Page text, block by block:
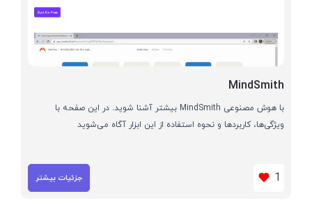
MindSmith
با هوش مصنوعی MindSmith بیشتر آشنا شوید. در این صفحه با
ویژگی‌ها، کاربردها و نحوه استفاده از این ابزار آگاه می‌شوید
1 جزئیات بیشتر